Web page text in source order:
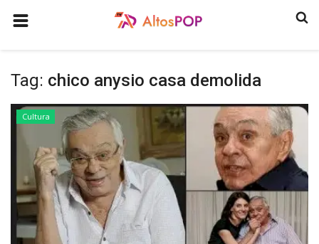
COMO ANUNCIAR
HISTÓRIA
ULTIMAS NOTICIAS
GASTRONOMIA
PROGRAMAS
QUEM SOMOS
Tag: chico anysio casa demolida
Cultura